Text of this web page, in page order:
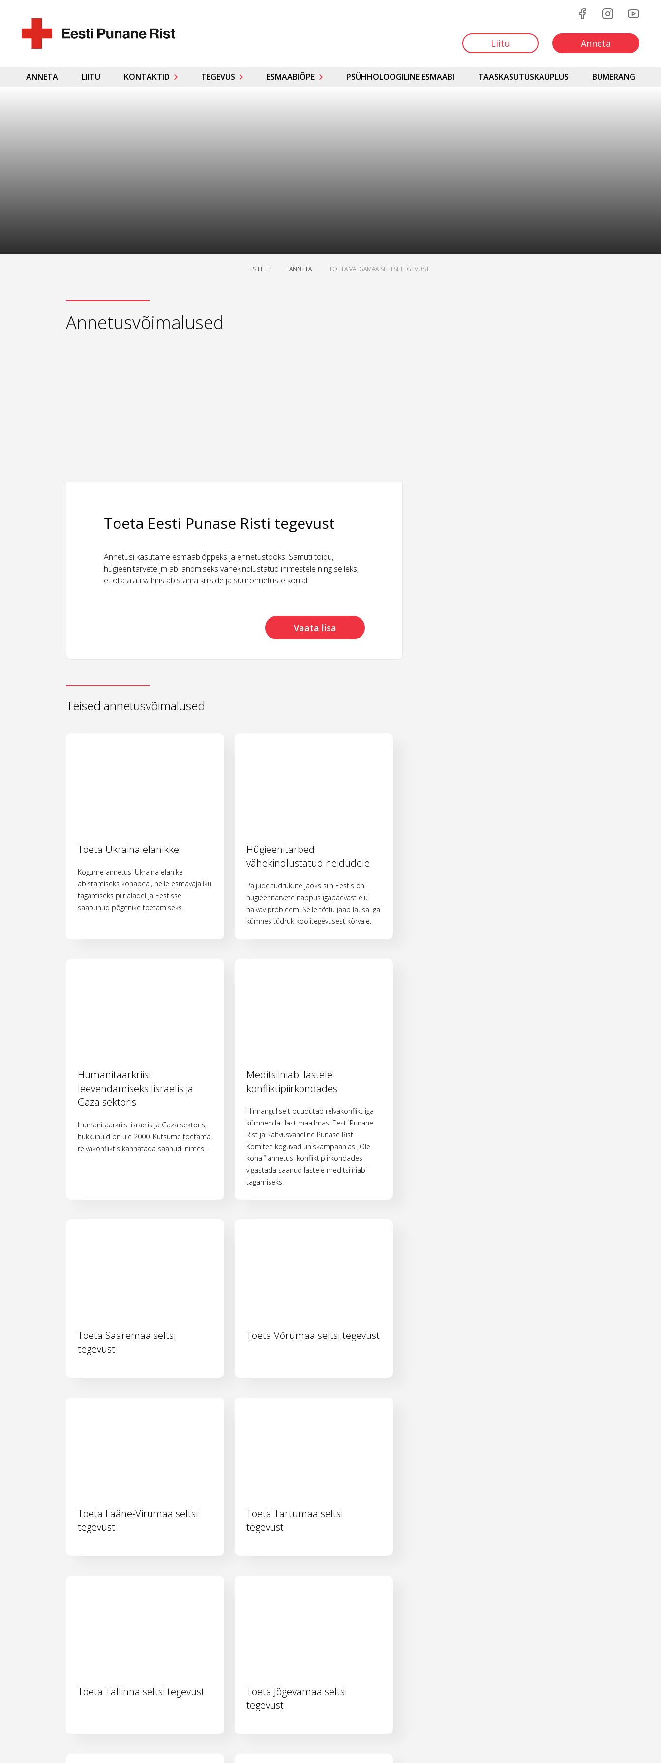
Liitu Anneta
ANNETA LIITU KONTAKTID TEGEVUS ESMAABIÕPE PSÜHHOLOOGILINE ESMAABI TAASKASUTUSKAUPLUS BUMERANG
ESILEHT ANNETA TOETA VALGAMAA SELTSI TEGEVUST
Annetusvõimalused
Toeta Eesti Punase Risti tegevust
Annetusi kasutame esmaabiõppeks ja ennetustööks. Samuti toidu,
hügieenitarvete jm abi andmiseks vähekindlustatud inimestele ning selleks,
et olla alati valmis abistama kriiside ja suurõnnetuste korral.
Vaata lisa
Teised annetusvõimalused
Toeta Ukraina elanikke
Kogume annetusi Ukraina elanike
abistamiseks kohapeal, neile esmavajaliku
tagamiseks piirialadel ja Eestisse
saabunud põgenike toetamiseks.
Hügieenitarbed
vähekindlustatud neidudele
Paljude tüdrukute jaoks siin Eestis on
hügieenitarvete nappus igapäevast elu
halvav probleem. Selle tõttu jääb lausa iga
kümnes tüdruk koolitegevusest kõrvale.
Humanitaarkriisi
leevendamiseks Iisraelis ja
Gaza sektoris
Humanitaarkriis Iisraelis ja Gaza sektoris,
hukkunuid on üle 2000. Kutsume toetama
relvakonfliktis kannatada saanud inimesi.
Meditsiiniabi lastele
konfliktipiirkondades
Hinnanguliselt puudutab relvakonflikt iga
kümnendat last maailmas. Eesti Punane
Rist ja Rahvusvaheline Punase Risti
Komitee koguvad ühiskampaanias „Ole
kohal“ annetusi konfliktipiirkondades
vigastada saanud lastele meditsiiniabi
tagamiseks.
Toeta Saaremaa seltsi
tegevust
Toeta Võrumaa seltsi tegevust
Toeta Lääne-Virumaa seltsi
tegevust
Toeta Tartumaa seltsi
tegevust
Toeta Tallinna seltsi tegevust
Toeta Jõgevamaa seltsi
tegevust